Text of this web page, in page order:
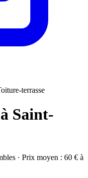
terrasse
Saint-
· Prix moyen : 60 € à